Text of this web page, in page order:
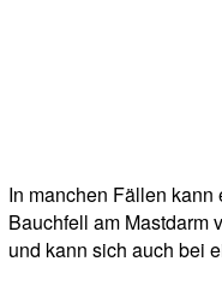
In manchen Fällen kann
Bauchfell am Mastdarm
und kann sich auch bei